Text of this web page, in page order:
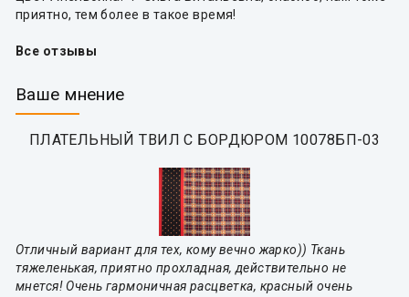
приятно, тем более в такое время!
Все отзывы
Ваше мнение
ПЛАТЕЛЬНЫЙ ТВИЛ С БОРДЮРОМ 10078БП-03
Отличный вариант для тех, кому вечно жарко)) Ткань
тяжеленькая, приятно прохладная, действительно не
мнется! Очень гармоничная расцветка, красный очень